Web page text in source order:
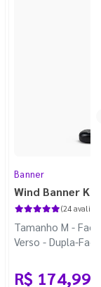
Banner
Wind Banner
(24
Tamanho M -
Verso - Dupla-
R$ 174,99